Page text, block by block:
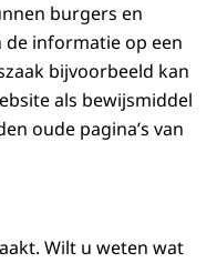
burgers en
informatie op een
bijvoorbeeld kan
als bewijsmiddel
oude pagina’s van
Wilt u weten wat